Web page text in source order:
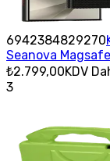
6942384829270
Seanova
₺2.799,00KDV
3